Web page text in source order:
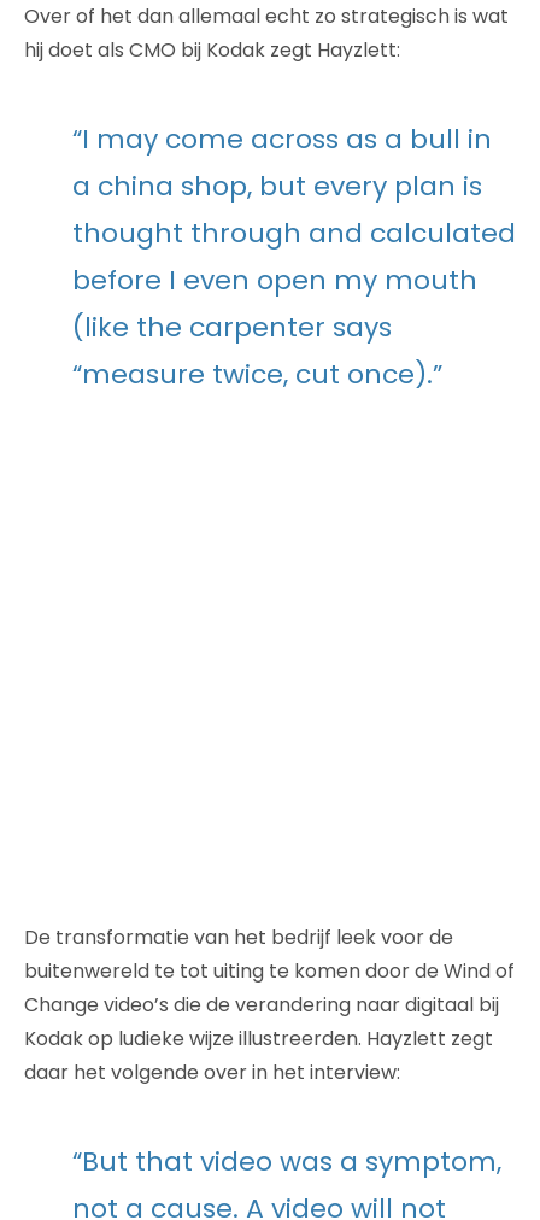
Over of het dan allemaal echt zo strategisch is wat
hij doet als CMO bij Kodak zegt Hayzlett:
“I may come across as a bull in
a china shop, but every plan is
thought through and calculated
before I even open my mouth
(like the carpenter says
“measure twice, cut once).”
De transformatie van het bedrijf leek voor de
buitenwereld te tot uiting te komen door de Wind of
Change video’s die de verandering naar digitaal bij
Kodak op ludieke wijze illustreerden. Hayzlett zegt
daar het volgende over in het interview:
“But that video was a symptom,
not a cause. A video will not